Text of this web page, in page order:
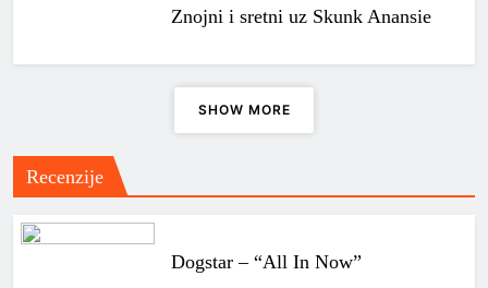
Znojni i sretni uz Skunk Anansie
SHOW MORE
Recenzije
Dogstar – “All In Now”